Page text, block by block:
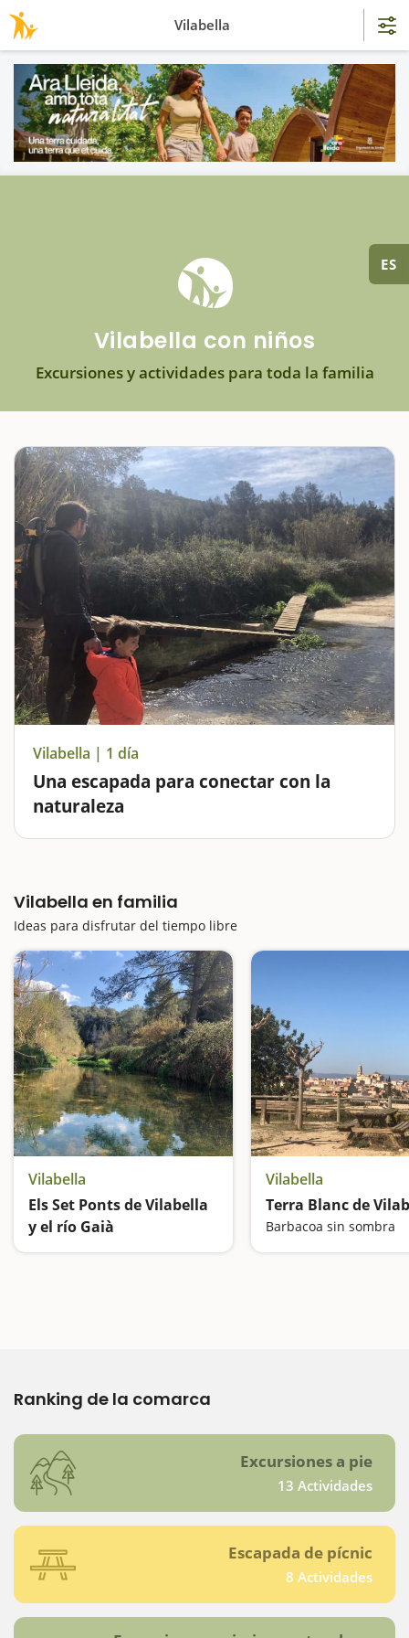
ES
Vilabella con niños
Excursiones y actividades para toda la familia
Vilabella | 1 día
Una escapada para conectar con la
naturaleza
Vilabella es un destino que mantiene todo el encanto
en familia. Os proponemos una escapada diferente y
poco conocida por el gran…
Vilabella en familia
Ideas para disfrutar del tiempo libre
Vilabella
Els Set Ponts de Vilabella
y el río Gaià
Vilabella
Terra Blanc de
Barbacoa sin sombra
Ranking de la comarca
Excursiones a pie
13 Actividades
Escapada de pícnic
8 Actividades
Vilabella